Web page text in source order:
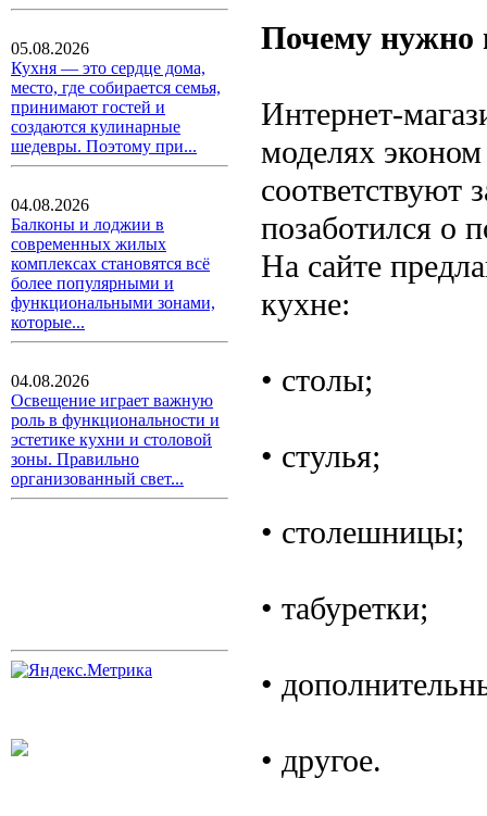
05.08.2026
Кухня — это сердце дома,
место, где собирается семья,
принимают гостей и
создаются кулинарные
шедевры. Поэтому при...
04.08.2026
Балконы и лоджии в
современных жилых
комплексах становятся всё
более популярными и
функциональными зонами,
которые...
04.08.2026
Освещение играет важную
роль в функциональности и
эстетике кухни и столовой
зоны. Правильно
организованный свет...
Почему нужно
Интернет-
моделях
соответствуют
позаботился о
На сайте
кухне:
• столы;
• стулья;
• столешницы;
• табуретки;
•
• другое.